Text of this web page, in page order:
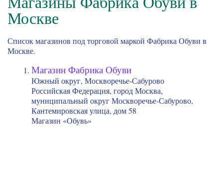
Москве
Список магазинов под торговой маркой Фабрика Обуви в
Москве.
Магазин Фабрика Обуви
Южный округ, Москворечье-Сабурово
Российская Федерация, город Москва,
муниципальный округ Москворечье-Сабурово,
Кантемировская улица, дом 58
Магазин «Обувь»